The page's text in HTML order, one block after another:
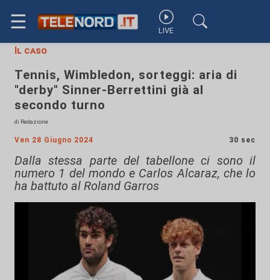
☰ LIVE
Il caso
Tennis, Wimbledon, sorteggi: aria di
"derby" Sinner-Berrettini già al
secondo turno
di Redazione
Ven 28 Giugno 2024 30 sec
Dalla stessa parte del tabellone ci sono il
numero 1 del mondo e Carlos Alcaraz, che lo
ha battuto al Roland Garros